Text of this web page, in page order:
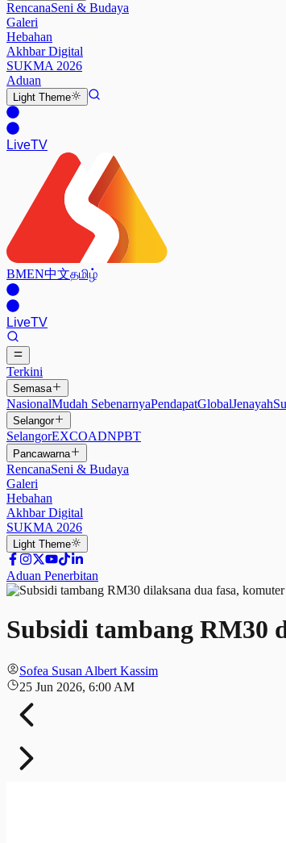
RencanaSeni & Budaya
Galeri
Hebahan
Akhbar Digital
SUKMA 2026
Aduan
Light Theme
LiveTV
BMEN中文தமிழ்
LiveTV
Terkini
Semasa
NasionalMudah SebenarnyaPendapatGlobalJenayah
Selangor
SelangorEXCOADNPBT
Pancawarna
RencanaSeni & Budaya
Galeri
Hebahan
Akhbar Digital
SUKMA 2026
Light Theme
Aduan Penerbitan
Subsidi tambang RM30
Sofea Susan Albert Kassim
25 Jun 2026, 6:00 AM